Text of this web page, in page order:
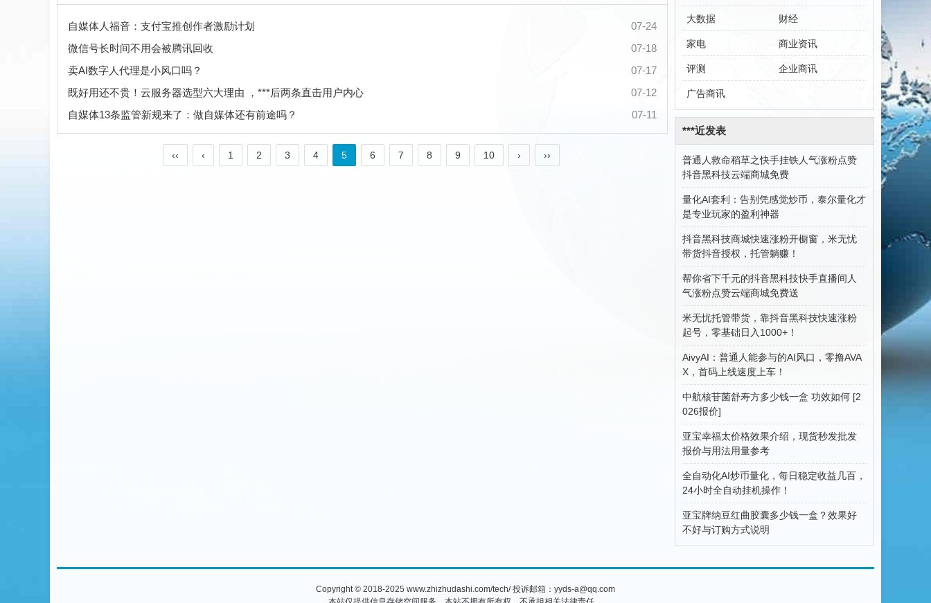
07-24
自媒体人福音：支付宝推创作者激励计划
07-18
微信号长时间不用会被腾讯回收
07-17
卖AI数字人代理是小风口吗？
07-12
既好用还不贵！云服务器选型六大理由 ，***后两条直击用户内心
07-11
自媒体13条监管新规来了：做自媒体还有前途吗？
‹‹ ‹ 1 2 3 4 5 6 7 8 9 10 › ››
大数据 财经
家电 商业资讯
评测 企业商讯
广告商讯
***近发表
普通人救命稻草之快手挂铁人气涨粉点赞
抖音黑科技云端商城免费
量化AI套利：告别凭感觉炒币，泰尔量化才
是专业玩家的盈利神器
抖音黑科技商城快速涨粉开橱窗，米无忧
带货抖音授权，托管躺赚！
帮你省下千元的抖音黑科技快手直播间人
气涨粉点赞云端商城免费送
米无忧托管带货，靠抖音黑科技快速涨粉
起号，零基础日入1000+！
AivyAI：普通人能参与的AI风口，零撸AVA
X，首码上线速度上车！
中航核苷菌舒寿方多少钱一盒 功效如何 [2
026报价]
亚宝幸福太价格效果介绍，现货秒发批发
报价与用法用量参考
全自动化AI炒币量化，每日稳定收益几百，
24小时全自动挂机操作！
亚宝牌纳豆红曲胶囊多少钱一盒？效果好
不好与订购方式说明
Copyright © 2018-2025 www.zhizhudashi.com/tech/ 投诉邮箱：yyds-a@qq.com